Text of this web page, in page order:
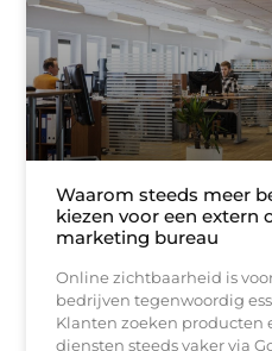
Waarom steeds meer
kiezen voor een extern
marketing bureau
Online zichtbaarheid is
bedrijven tegenwoordig
Klanten zoeken producten
diensten steeds vaker via